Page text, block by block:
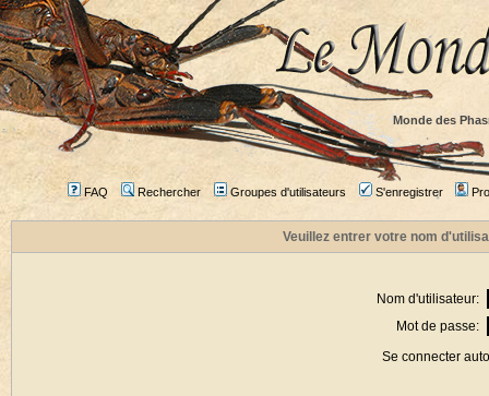
Monde des
FAQ Rechercher Groupes d'utilisateurs S'enregistrer
Veuillez entrer votre nom
Nom d'utilisateur:
Mot de passe:
Se connecter